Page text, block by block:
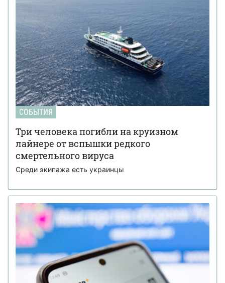
СОБЫТИЯ
Три человека погибли на круизном
лайнере от вспышки редкого
смертельного вируса
Среди экипажа есть украинцы